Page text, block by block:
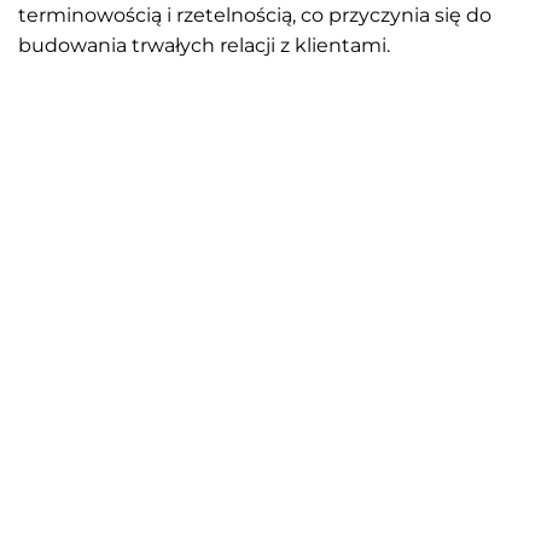
terminowością i rzetelnością, co przyczynia się do
budowania trwałych relacji z klientami.